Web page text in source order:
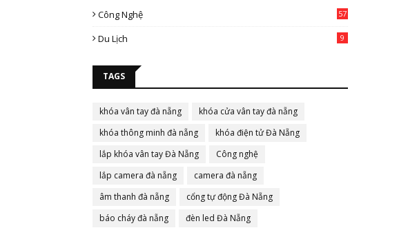
Công Nghệ 57
Du Lịch 9
TAGS
khóa vân tay đà nẵng
khóa cửa vân tay đà nẵng
khóa thông minh đà nẵng
khóa điện tử Đà Nẵng
lắp khóa vân tay Đà Nẵng
Công nghệ
lắp camera đà nẵng
camera đà nẵng
âm thanh đà nẵng
cổng tự động Đà Nẵng
báo cháy đà nẵng
đèn led Đà Nẵng